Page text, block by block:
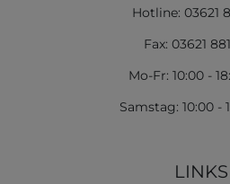
Hotline: 03621
Fax: 03621
Mo-Fr: 10:00 -
Samstag: 10:00 -
LINKS